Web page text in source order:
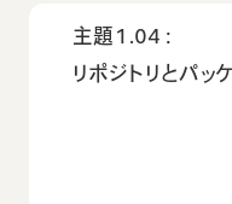
主題1.04：
リポジトリとパッ